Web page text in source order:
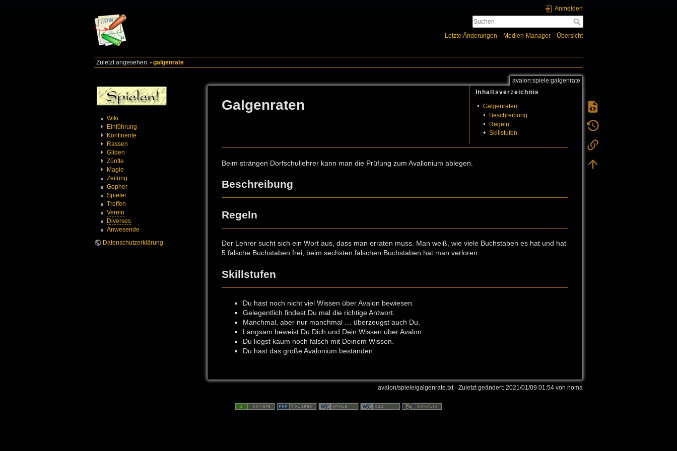
Anmelden
Letzte Änderungen Medien-Manager Übersicht
Zuletzt angesehen: • galgenrate
Wiki
Einführung
Kontinente
Rassen
Gilden
Zünfte
Magie
Zeitung
Gopher
Spieler
Treffen
Verein
Diverses
Anwesende
Datenschutzerklärung
avalon:spiele:galgenrate
Inhaltsverzeichnis
Galgenraten
Beschreibung
Regeln
Skillstufen
Galgenraten
Beim strängen Dorfschullehrer kann man die Prüfung zum Avallonium ablegen.
Beschreibung
Regeln
Der Lehrer sucht sich ein Wort aus, dass man erraten muss. Man weiß, wie viele Buchstaben es hat und hat
5 falsche Buchstaben frei, beim sechsten falschen Buchstaben hat man verloren.
Skillstufen
Du hast noch nicht viel Wissen über Avalon bewiesen.
Gelegentlich findest Du mal die richtige Antwort.
Manchmal, aber nur manchmal … überzeugst auch Du.
Langsam beweist Du Dich und Dein Wissen über Avalon.
Du liegst kaum noch falsch mit Deinem Wissen.
Du hast das große Avalonium bestanden.
avalon/spiele/galgenrate.txt· Zuletzt geändert: 2021/01/09 01:54 von noma